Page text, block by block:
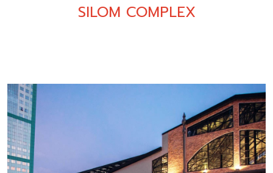
SILOM COMPLEX